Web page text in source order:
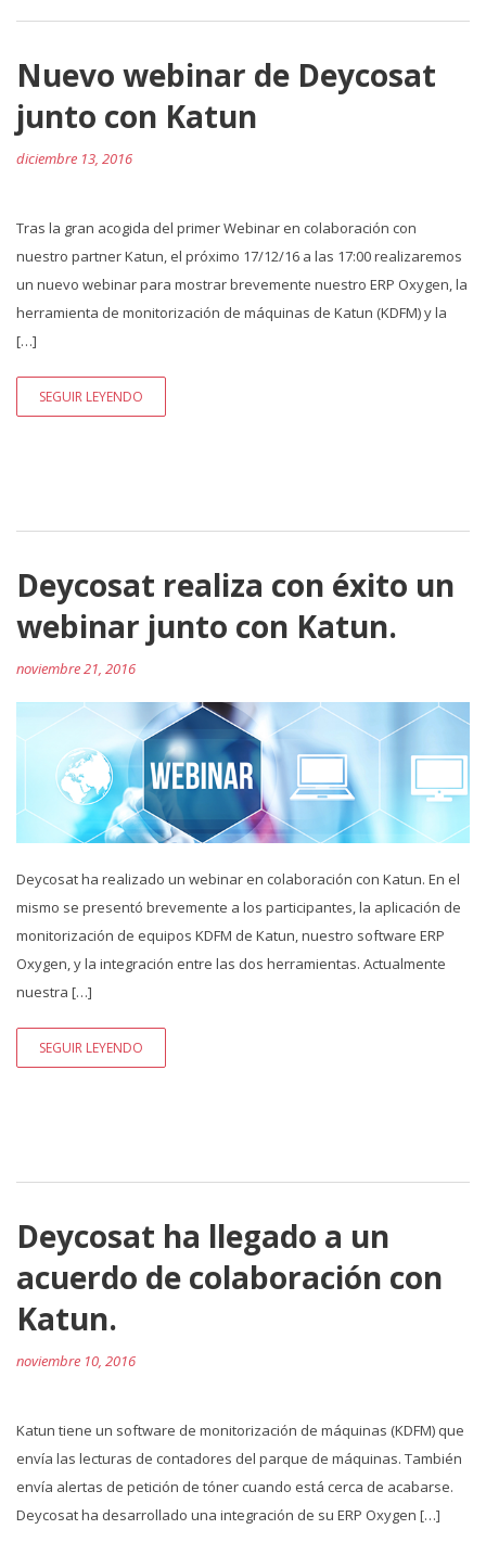
Nuevo webinar de Deycosat
junto con Katun
diciembre 13, 2016
Tras la gran acogida del primer Webinar en colaboración con
nuestro partner Katun, el próximo 17/12/16 a las 17:00 realizaremos
un nuevo webinar para mostrar brevemente nuestro ERP Oxygen, la
herramienta de monitorización de máquinas de Katun (KDFM) y la
[…]
SEGUIR LEYENDO
Deycosat realiza con éxito un
webinar junto con Katun.
noviembre 21, 2016
Deycosat ha realizado un webinar en colaboración con Katun. En el
mismo se presentó brevemente a los participantes, la aplicación de
monitorización de equipos KDFM de Katun, nuestro software ERP
Oxygen, y la integración entre las dos herramientas. Actualmente
nuestra […]
SEGUIR LEYENDO
Deycosat ha llegado a un
acuerdo de colaboración con
Katun.
noviembre 10, 2016
Katun tiene un software de monitorización de máquinas (KDFM) que
envía las lecturas de contadores del parque de máquinas. También
envía alertas de petición de tóner cuando está cerca de acabarse.
Deycosat ha desarrollado una integración de su ERP Oxygen […]